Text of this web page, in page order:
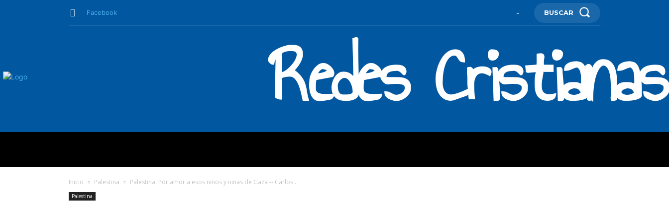
Facebook - BUSCAR
Redes Cristianas
Inicio Palestina Palestina. Por amor a esos niños y niñas de Gaza -- Carlos...
Palestina